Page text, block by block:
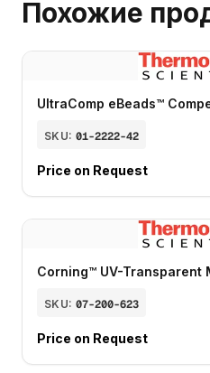
Похожие
UltraComp eBeads™
SKU: 01-2222-42
Price on Request
Corning™ UV-Transparent
SKU: 07-200-623
Price on Request